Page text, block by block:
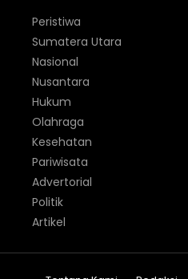
Peristiwa
Sumatera Utara
Nasional
Nusantara
Hukum
Olahraga
Kesehatan
Pariwisata
Advertorial
Politik
Artikel